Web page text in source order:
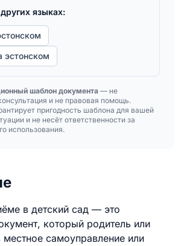
языках:
эстонском
шаблон документа — не
и не правовая помощь.
пригодность шаблона для вашей
и не несёт ответственности за
использования.
в детский сад — это
который родитель или
местное самоуправление или